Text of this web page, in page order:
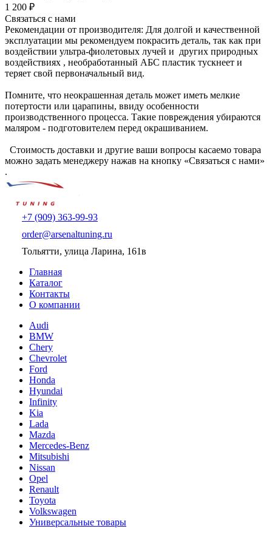
1 200 ₽
Связаться с нами
Рекомендации от производителя: Для долгой и качественной
эксплуатации мы рекомендуем покрасить деталь, так как при
воздействии ультра-фиолетовых лучей и других природных
воздействиях , необработанный АБС пластик тускнеет и
теряет свой первоначальный вид.
Помните, что неокрашенная деталь может иметь мелкие
потертости или царапины, ввиду особенности
производственного процесса. Такие повреждения убираются
маляром - подготовителем перед окрашиванием.
Стоимость доставки и другие ваши вопросы касаемо товара
можно задать менеджеру нажав на кнопку «Связаться с нами»
.
+7 (909) 363-99-93
order@arsenaltuning.ru
Тольятти, улица Ларина, 161в
Главная
Каталог
Контакты
О компании
Audi
BMW
Chery
Chevrolet
Ford
Honda
Hyundai
Infinity
Kia
Lada
Mazda
Mercedes-Benz
Mitsubishi
Nissan
Opel
Renault
Toyota
Volkswagen
Универсальные товары